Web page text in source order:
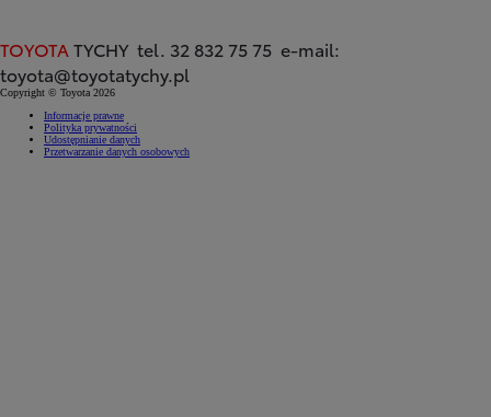
TOYOTA TYCHY tel. 32 832 75 75 e-mail:
toyota@toyotatychy.pl
Copyright © Toyota 2026
Informacje prawne
Polityka prywatności
Udostępnianie danych
Przetwarzanie danych osobowych